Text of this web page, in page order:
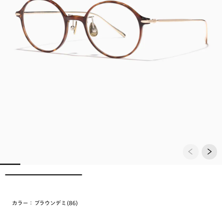
カラー： ブラウンデミ(86)